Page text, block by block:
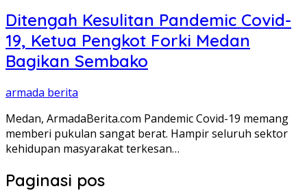
Ditengah Kesulitan Pandemic Covid-
19, Ketua Pengkot Forki Medan
Bagikan Sembako
armada berita
Medan, ArmadaBerita.com Pandemic Covid-19 memang
memberi pukulan sangat berat. Hampir seluruh sektor
kehidupan masyarakat terkesan…
Paginasi pos